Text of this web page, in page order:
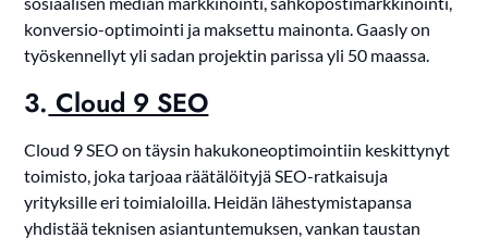
konversio-optimointi ja maksettu mainonta. Gaasly on
työskennellyt yli sadan projektin parissa yli 50 maassa.
3. Cloud 9 SEO
Cloud 9 SEO on täysin hakukoneoptimointiin keskittynyt
toimisto, joka tarjoaa räätälöityjä SEO-ratkaisuja
yrityksille eri toimialoilla. Heidän lähestymistapansa
yhdistää teknisen asiantuntemuksen, vankan taustan